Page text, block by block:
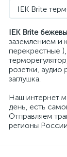
IEK Brite
IEK Brite
IEK Brite
IEK Brite
IEK Brite
IEK Brite
заземлением и
перекрестные
розетки, аудио
заглушка.
Наш интернет
день, есть
Отправляем
регионы